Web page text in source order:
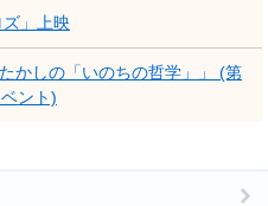
」上映
かしの「いのちの哲学」」 (第
ント)